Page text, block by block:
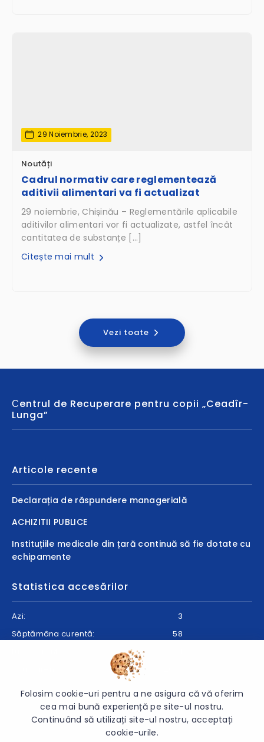
29 Noiembrie, 2023
Noutăți
Cadrul normativ care reglementează
aditivii alimentari va fi actualizat
29 noiembrie, Chișinău – Reglementările aplicabile
aditivilor alimentari vor fi actualizate, astfel încât
cantitatea de substanțe […]
Citește mai mult
Vezi toate
Сentrul de Recuperare pentru copii „Ceadîr-
Lunga”
Articole recente
Declarația de răspundere managerială
ACHIZITII PUBLICE
Instituțiile medicale din țară continuă să fie dotate cu
echipamente
Statistica accesărilor
Azi:
3
Săptămâna curentă:
58
© 2026 Сentrul de Recuperare pentru copii „Ceadîr-Lunga” -
Toate drepturile rezervate.
Folosim cookie-uri pentru a ne asigura că vă oferim
cea mai bună experiență pe site-ul nostru.
Continuând să utilizați site-ul nostru, acceptați
cookie-urile.